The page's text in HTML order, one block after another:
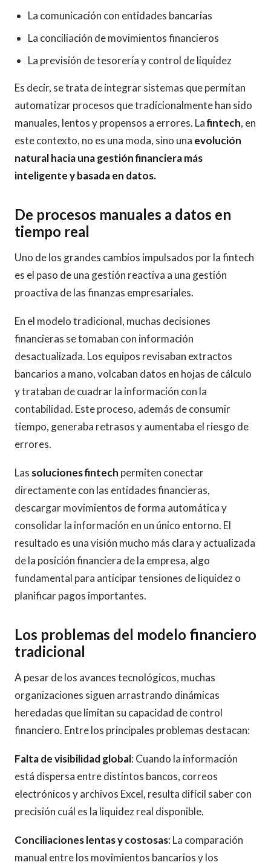
La comunicación con entidades bancarias
La conciliación de movimientos financieros
La previsión de tesorería y control de liquidez
Es decir, se trata de integrar sistemas que permitan
automatizar procesos que tradicionalmente han sido
manuales, lentos y propensos a errores. Lafintech, en
este contexto, no es una moda, sino una evolución
natural hacia una gestión financiera más
inteligente y basada en datos.
De procesos manuales a datos en
tiempo real
Uno de los grandes cambios impulsados por la fintech
es el paso de una gestión reactiva a una gestión
proactiva de las finanzas empresariales.
En el modelo tradicional, muchas decisiones
financieras se tomaban con información
desactualizada. Los equipos revisaban extractos
bancarios a mano, volcaban datos en hojas de cálculo
y trataban de cuadrar la información con la
contabilidad. Este proceso, además de consumir
tiempo, generaba retrasos y aumentaba el riesgo de
errores.
Las soluciones fintech permiten conectar
directamente con las entidades financieras,
descargar movimientos de forma automática y
consolidar la información en un único entorno. El
resultado es una visión mucho más clara y actualizada
de la posición financiera de la empresa, algo
fundamental para anticipar tensiones de liquidez o
planificar pagos importantes.
Los problemas del modelo financiero
tradicional
A pesar de los avances tecnológicos, muchas
organizaciones siguen arrastrando dinámicas
heredadas que limitan su capacidad de control
financiero. Entre los principales problemas destacan:
Falta de visibilidad global: Cuando la información
está dispersa entre distintos bancos, correos
electrónicos y archivos Excel, resulta difícil saber con
precisión cuál es la liquidez real disponible.
Conciliaciones lentas y costosas: La comparación
manual entre los movimientos bancarios y los